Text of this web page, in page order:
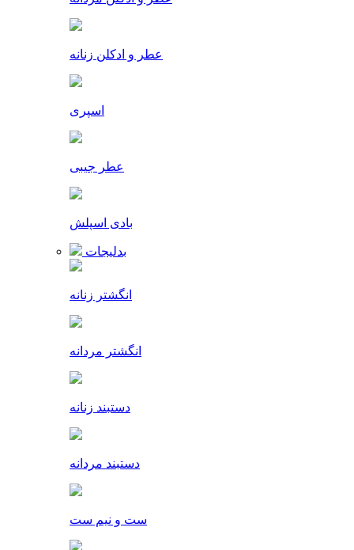
عطر و ادکلن زنانه
اسپری
عطر جیبی
بادی اسپلش
بدلیجات
انگشتر زنانه
انگشتر مردانه
دستبند زنانه
دستبند مردانه
ست و نیم ست